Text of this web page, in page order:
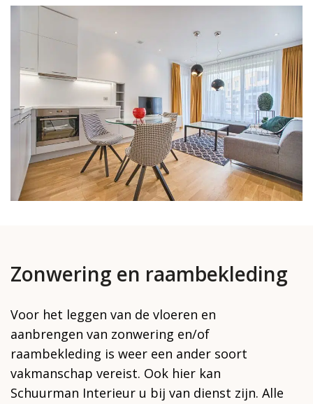
Zonwering en raambekleding
Voor het leggen van de vloeren en
aanbrengen van zonwering en/of
raambekleding is weer een ander soort
vakmanschap vereist. Ook hier kan
Schuurman Interieur u bij van dienst zijn. Alle